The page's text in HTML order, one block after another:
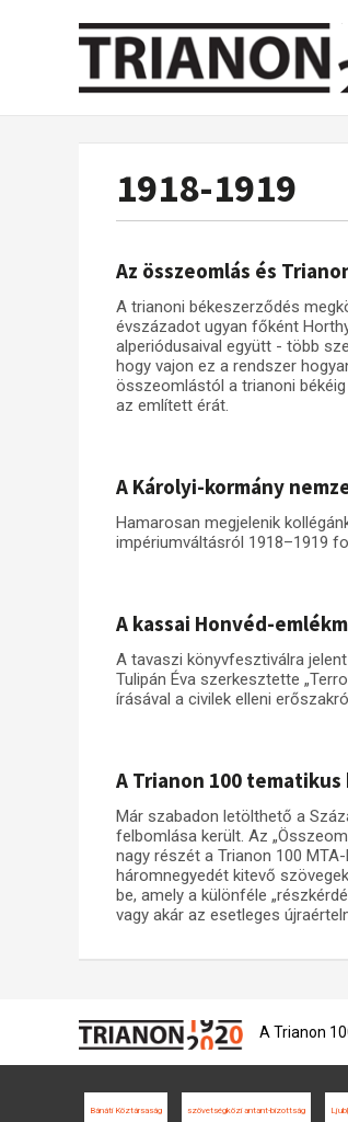
1918-1919
Az összeomlás és
A trianoni békeszerződés
évszázadot ugyan főként
alperiódusaival együtt - több
hogy vajon ez a rendszer
összeomlástól a trianoni
az említett érát.
A Károlyi-kormány
Hamarosan megjelenik
impériumváltásról 1918–1919
A kassai Honvéd-
A tavaszi könyvfesztiválra
Tulipán Éva szerkesztette
írásával a civilek elleni
A Trianon 100 tematikus
Már szabadon letölthető a
felbomlása került. Az
nagy részét a Trianon 100
háromnegyedét kitevő
be, amely a különféle
vagy akár az esetleges
A Trianon
Bánáti Köztársaság szövetségközi antant-bizottság